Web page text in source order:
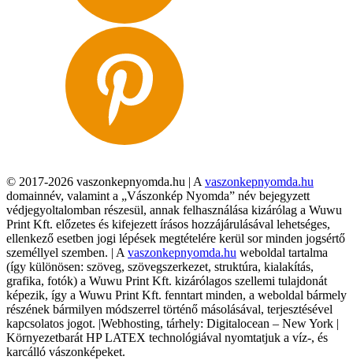
© 2017-2026 vaszonkepnyomda.hu | A vaszonkepnyomda.hu
domainnév, valamint a „Vászonkép Nyomda” név bejegyzett
védjegyoltalomban részesül, annak felhasználása kizárólag a Wuwu
Print Kft. előzetes és kifejezett írásos hozzájárulásával lehetséges,
ellenkező esetben jogi lépések megtételére kerül sor minden jogsértő
személlyel szemben. | A vaszonkepnyomda.hu weboldal tartalma
(így különösen: szöveg, szövegszerkezet, struktúra, kialakítás,
grafika, fotók) a Wuwu Print Kft. kizárólagos szellemi tulajdonát
képezik, így a Wuwu Print Kft. fenntart minden, a weboldal bármely
részének bármilyen módszerrel történő másolásával, terjesztésével
kapcsolatos jogot. |Webhosting, tárhely: Digitalocean – New York |
Környezetbarát HP LATEX technológiával nyomtatjuk a víz-, és
karcálló vászonképeket.